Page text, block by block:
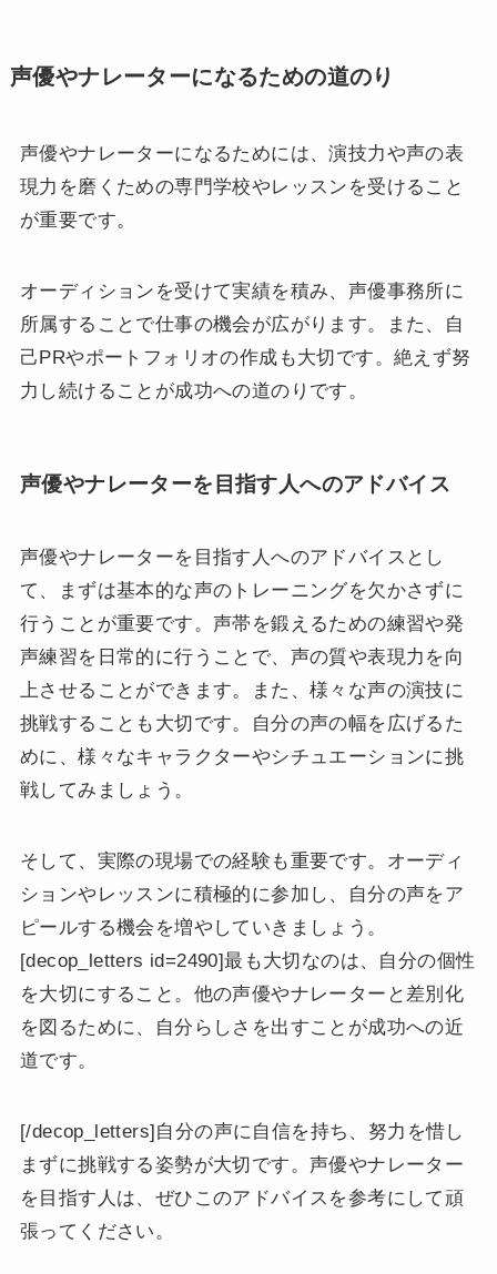
声優やナレーターになるための道のり
声優やナレーターになるためには、演技力や声の表
現力を磨くための専門学校やレッスンを受けること
が重要です。
オーディションを受けて実績を積み、声優事務所に
所属することで仕事の機会が広がります。また、自
己PRやポートフォリオの作成も大切です。絶えず努
力し続けることが成功への道のりです。
声優やナレーターを目指す人へのアドバイス
声優やナレーターを目指す人へのアドバイスとし
て、まずは基本的な声のトレーニングを欠かさずに
行うことが重要です。声帯を鍛えるための練習や発
声練習を日常的に行うことで、声の質や表現力を向
上させることができます。また、様々な声の演技に
挑戦することも大切です。自分の声の幅を広げるた
めに、様々なキャラクターやシチュエーションに挑
戦してみましょう。
そして、実際の現場での経験も重要です。オーディ
ションやレッスンに積極的に参加し、自分の声をア
ピールする機会を増やしていきましょう。
[decop_letters id=2490]最も大切なのは、自分の個性
を大切にすること。他の声優やナレーターと差別化
を図るために、自分らしさを出すことが成功への近
道です。
[/decop_letters]自分の声に自信を持ち、努力を惜し
まずに挑戦する姿勢が大切です。声優やナレーター
を目指す人は、ぜひこのアドバイスを参考にして頑
張ってください。